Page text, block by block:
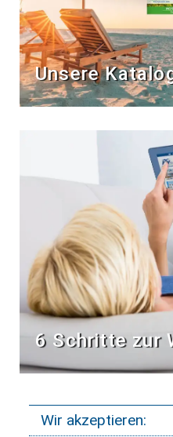
Unsere
6 Schritte zur
Wir akzeptieren: